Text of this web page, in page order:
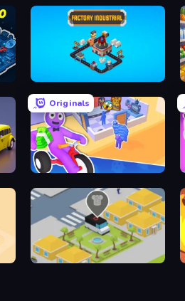
Factory Industrial
Originals
Horror Room: Scary Hotel Tycoon
Cookin'Truck